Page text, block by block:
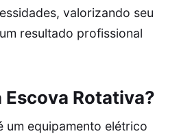
valorizando seu
resultado profissional
Escova Rotativa?
um equipamento elétrico